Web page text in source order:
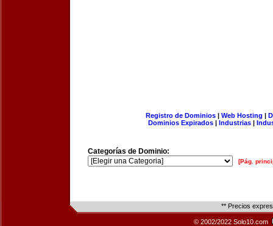
Registro de Dominios| Web Hosting |
Dominios Expirados | Industrias |
Categorías de Dominio:
[Pág.
** Precios
© 2002/2022 Solo10.com